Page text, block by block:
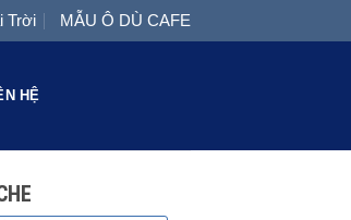
Trời MẪU Ô DÙ CAFE
HỆ